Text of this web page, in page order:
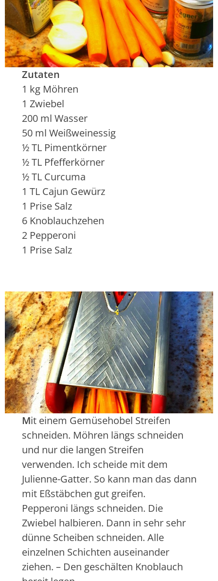
Zutaten
1 kg Möhren
1 Zwiebel
200 ml Wasser
50 ml Weißweinessig
½ TL Pimentkörner
½ TL Pfefferkörner
½ TL Curcuma
1 TL Cajun Gewürz
1 Prise Salz
6 Knoblauchzehen
2 Pepperoni
1 Prise Salz
Mit einem Gemüsehobel Streifen
schneiden. Möhren längs schneiden
und nur die langen Streifen
verwenden. Ich scheide mit dem
Julienne-Gatter. So kann man das dann
mit Eßstäbchen gut greifen.
Pepperoni längs schneiden. Die
Zwiebel halbieren. Dann in sehr sehr
dünne Scheiben schneiden. Alle
einzelnen Schichten auseinander
ziehen. – Den geschälten Knoblauch